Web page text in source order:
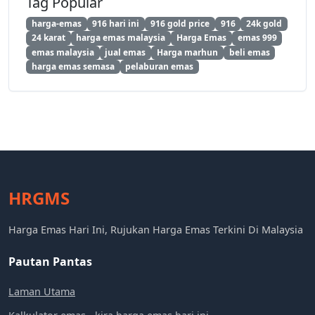
harga-emas 916 hari ini 916 gold price 916
24k gold
24 karat
harga emas malaysia Harga Emas
emas 999
emas malaysia
jual emas Harga marhun
beli emas
harga emas semasa
pelaburan emas
HRGMS
Harga Emas Hari Ini, Rujukan Harga Emas Terkini Di Malaysia
Pautan Pantas
Laman Utama